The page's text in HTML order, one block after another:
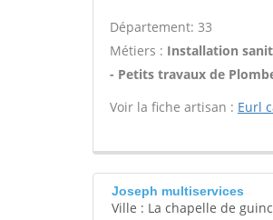
Département: 33
Métiers : Installation
- Petits travaux de
Voir la fiche artisan : Eurl
Joseph multiservices
Ville : La chapelle de